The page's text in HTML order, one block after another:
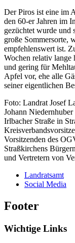
Der Piros ist eine im
den 60-er Jahren im
gezüchtet wurde und
große Sommersorte,
empfehlenswert ist.
Wochen relativ
und gering für
Apfel vor, ehe alle
seiner eigentlichen
Foto: Landrat Josef
Johann
Irlbacher Straße in
Vorsitzenden des
Straßkirchens
und Vertretern von
Landratsamt
Social Media
Footer
Wichtige Links